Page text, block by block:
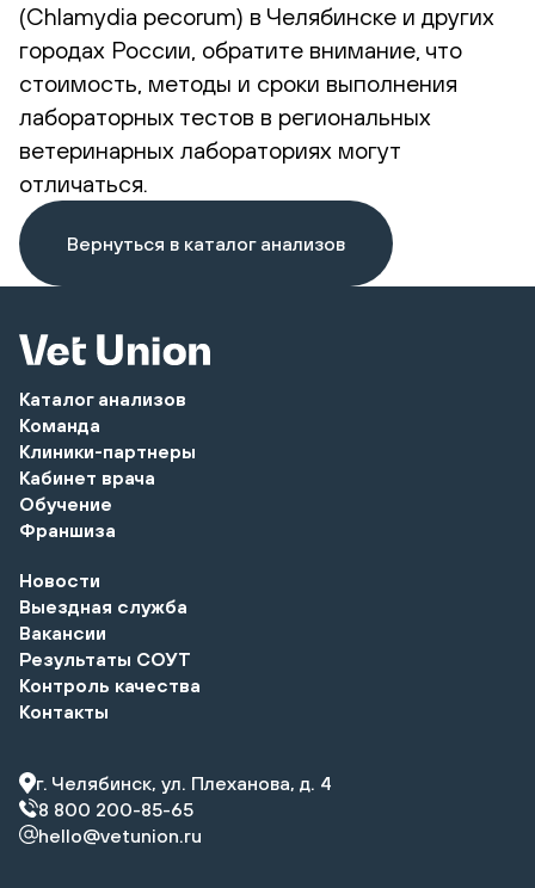
(Chlamydia pecorum) в Челябинске и других
городах России, обратите внимание, что
стоимость, методы и сроки выполнения
лабораторных тестов в региональных
ветеринарных лабораториях могут
отличаться.
Вернуться в каталог анализов
Каталог анализов
Команда
Клиники-партнеры
Кабинет врача
Обучение
Франшиза
Новости
Выездная служба
Вакансии
Результаты СОУТ
Контроль качества
Контакты
г. Челябинск, ул. Плеханова, д. 4
8 800 200-85-65
hello@vetunion.ru